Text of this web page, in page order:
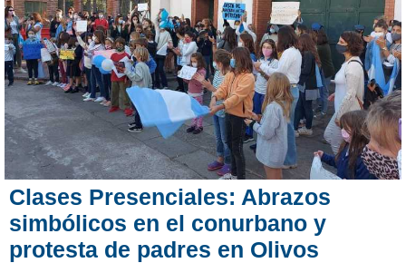
Clases Presenciales: Abrazos
simbólicos en el conurbano y
protesta de padres en Olivos